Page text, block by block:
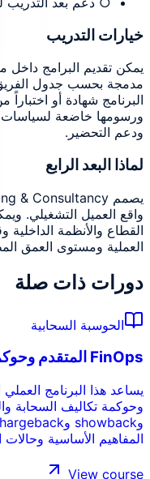
خيارات التدريب
يمكن تقديم البرامج داخل
مدمجة بحسب جدول
البرنامج شهادة أو
ودعم التحضير.
لماذا البعد الرابع
واقع العميل التشغيلي.
القطاع والأنظمة
العملية ومستوى العمق
دورات ذات صلة
الحوسبة السحابية
FinOps المتقدم وحوكمة تكاليف السحابة
وحوكمة تكاليف السحابة
المفاهيم الأساسية وحالات
في بيئة العمل. ويمكن
View course